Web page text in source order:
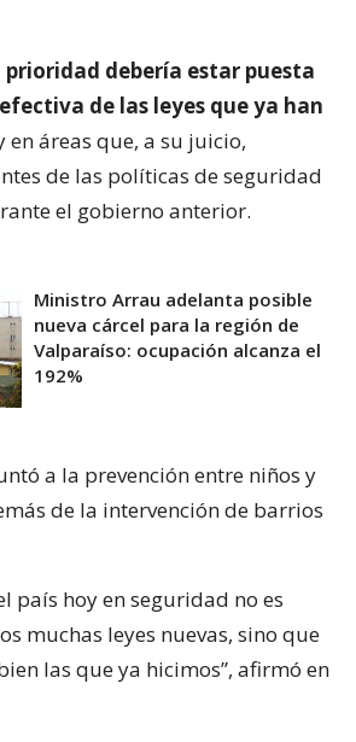
prioridad debería estar puesta
de las leyes que ya han
en áreas que, a su juicio,
de las políticas de seguridad
el gobierno anterior.
Ministro Arrau adelanta posible
nueva cárcel para la región de
Valparaíso: ocupación alcanza el
192%
a la prevención entre niños y
de la intervención de barrios
país hoy en seguridad no es
muchas leyes nuevas, sino que
las que ya hicimos”, afirmó en